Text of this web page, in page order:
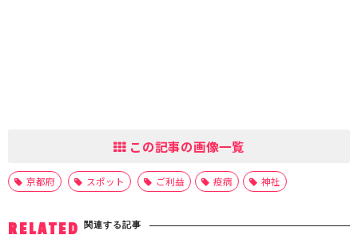
この記事の画像一覧
京都府 スポット ご利益 疫病 神社
RELATED 関連する記事